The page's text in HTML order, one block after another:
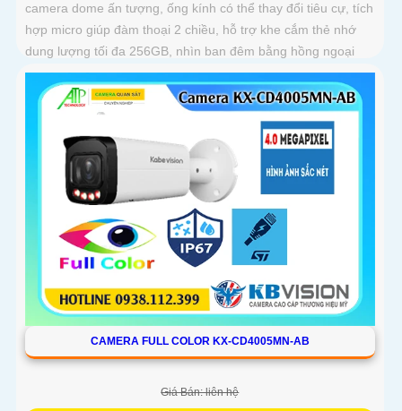
camera dome ấn tượng, ống kính có thể thay đổi tiêu cự, tích
hợp micro giúp đàm thoại 2 chiều, hỗ trợ khe cắm thẻ nhớ
dung lượng tối đa 256GB, nhìn ban đêm bằng hồng ngoại
lên đến 40m
CAMERA FULL COLOR KX-CD4005MN-AB
Giá Bán: liên hệ